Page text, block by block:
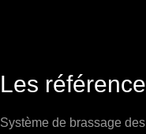
Les
Système de brassage